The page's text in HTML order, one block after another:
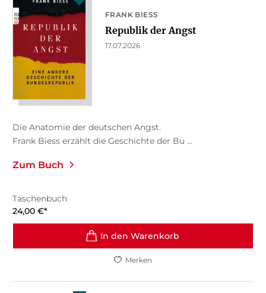
FRANK BIESS
Republik der Angst
17.07.2026
Die Anatomie der deutschen Angst.
Frank Biess erzählt die Geschichte der Bu ...
Zum Buch
Taschenbuch
24,00 €*
In den Warenkorb
Merken